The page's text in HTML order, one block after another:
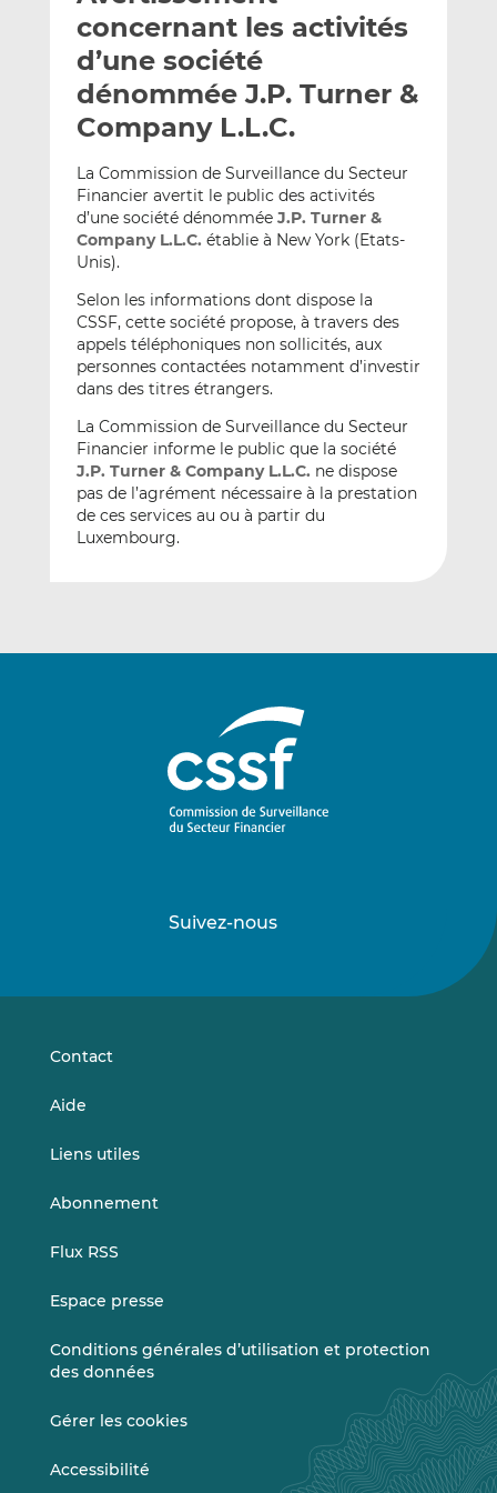
e
p
a
m
a
i
l
g
e
r
s
u
L
i
n
k
d
I
n
g
e
r
s
u
F
a
c
e
o
o
k
concernant les activités
d’une société
dénommée J.P. Turner &
Company L.L.C.
La Commission de Surveillance du Secteur
Financier avertit le public des activités
d’une société dénommée J.P. Turner &
Company L.L.C. établie à New York (Etats-
Unis).
Selon les informations dont dispose la
CSSF, cette société propose, à travers des
appels téléphoniques non sollicités, aux
personnes contactées notamment d’investir
dans des titres étrangers.
La Commission de Surveillance du Secteur
Financier informe le public que la société
J.P. Turner & Company L.L.C. ne dispose
pas de l’agrément nécessaire à la prestation
de ces services au ou à partir du
Luxembourg.
Suivez-nous
sursur
Contact
Aide
Liens utiles
Abonnement
Flux RSS
Espace presse
Conditions générales d’utilisation et protection
des données
Gérer les cookies
Accessibilité